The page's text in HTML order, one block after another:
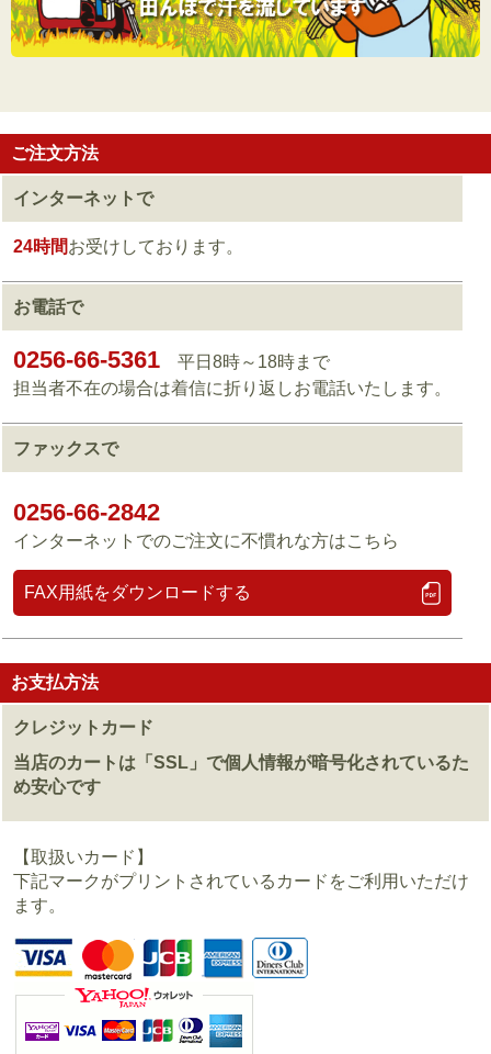
ご注文方法
インターネットで
24時間お受けしております。
お電話で
0256-66-5361 平日8時～18時まで
担当者不在の場合は着信に折り返しお電話いたします。
ファックスで
0256-66-2842
インターネットでのご注文に不慣れな方はこちら
FAX用紙をダウンロードする
お支払方法
クレジットカード
当店のカートは「SSL」で個人情報が暗号化されているた
め安心です
【取扱いカード】
下記マークがプリントされているカードをご利用いただけ
ます。